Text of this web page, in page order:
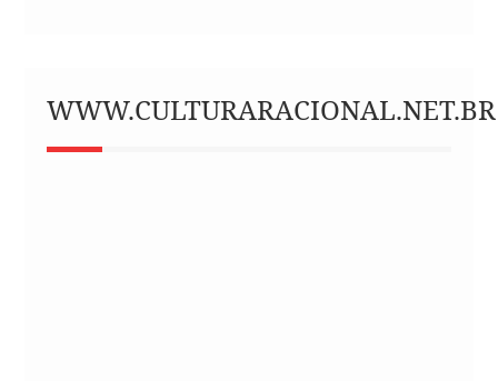
WWW.CULTURARACIONAL.NET.BR